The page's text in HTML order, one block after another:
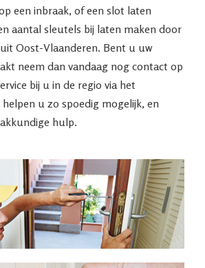
een inbraak, of een slot laten
aantal sleutels bij laten maken door
Oost-Vlaanderen. Bent u uw
neem dan vandaag nog contact op
bij u in de regio via het
u zo spoedig mogelijk, en
hulp.